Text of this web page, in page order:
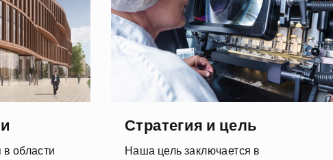
области
Стратегия и цель
Наша цель заключается в